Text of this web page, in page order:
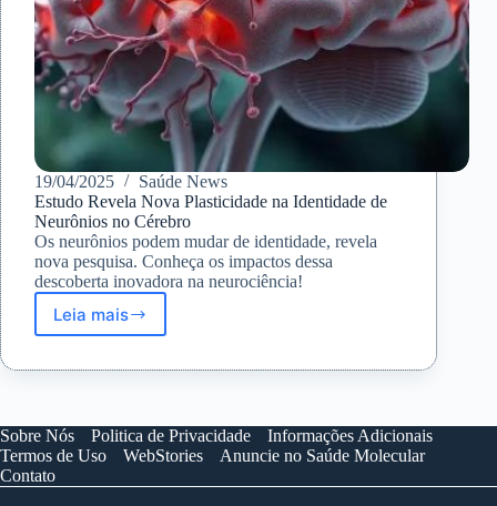
19/04/2025
Saúde News
Estudo Revela Nova Plasticidade na Identidade de
Neurônios no Cérebro
Os neurônios podem mudar de identidade, revela
nova pesquisa. Conheça os impactos dessa
descoberta inovadora na neurociência!
Leia mais
Estudo
Nova
Identidade
de
no
Sobre Nós Politica de Privacidade
Informações Adicionais
Termos de Uso
WebStories
Anuncie no Saúde Molecular
Contato